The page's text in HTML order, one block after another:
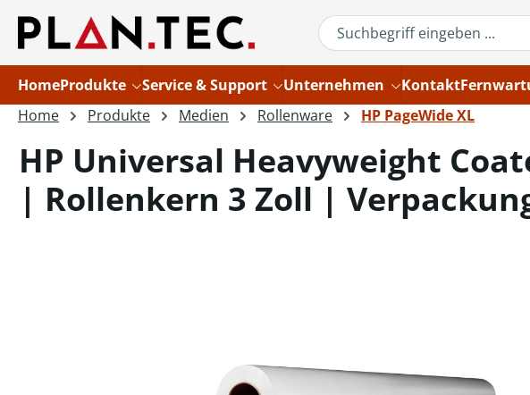
Hauptinhalt springen
Zur Suche springen
HomeProdukte Service & Support Unternehmen Kontakt
Home
Produkte Medien Rollenware HP PageWide XL
HP Universal Heavyweight
| Rollenkern 3 Zoll |